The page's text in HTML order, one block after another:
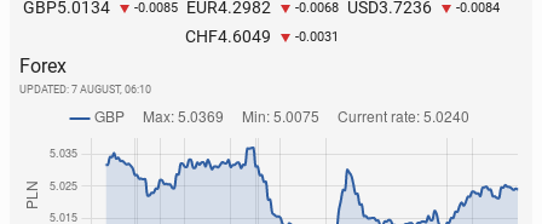
GBP5.0134 -0.0085 EUR4.2982 -0.0068 USD3.7236 -0.0084
CHF4.6049 -0.0031
Forex
UPDATED: 7 AUGUST, 06:10